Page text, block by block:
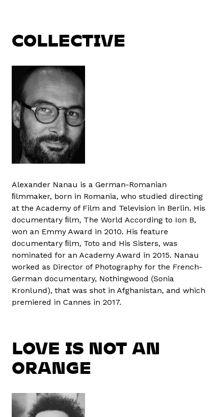
COLLECTIVE
Alexander Nanau is a German-Romanian
ﬁlmmaker, born in Romania, who studied directing
at the Academy of Film and Television in Berlin. His
documentary ﬁlm, The World According to Ion B,
won an Emmy Award in 2010. His feature
documentary ﬁlm, Toto and His Sisters, was
nominated for an Academy Award in 2015. Nanau
worked as Director of Photography for the French-
German documentary, Nothingwood (Sonia
Kronlund), that was shot in Afghanistan, and which
premiered in Cannes in 2017.
LOVE IS NOT AN
ORANGE